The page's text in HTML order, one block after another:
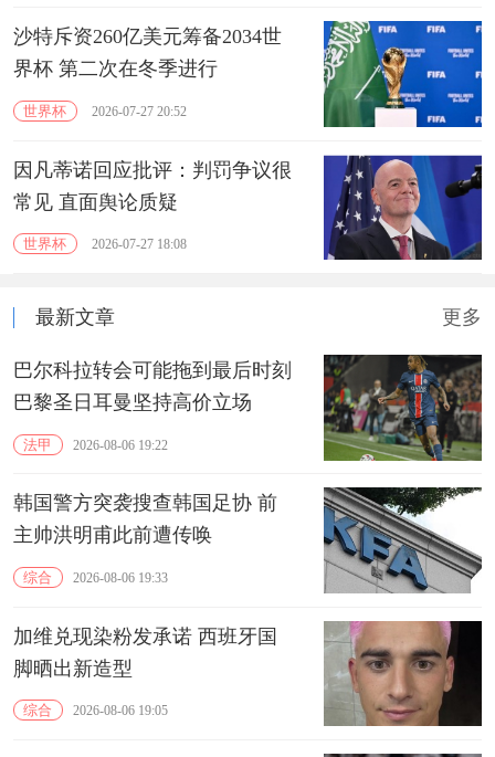
沙特斥资260亿美元筹备2034世
界杯 第二次在冬季进行
世界杯 2026-07-27 20:52
因凡蒂诺回应批评：判罚争议很
常见 直面舆论质疑
世界杯 2026-07-27 18:08
最新文章 更多
巴尔科拉转会可能拖到最后时刻
巴黎圣日耳曼坚持高价立场
法甲 2026-08-06 19:22
韩国警方突袭搜查韩国足协 前
主帅洪明甫此前遭传唤
综合 2026-08-06 19:33
加维兑现染粉发承诺 西班牙国
脚晒出新造型
综合 2026-08-06 19:05